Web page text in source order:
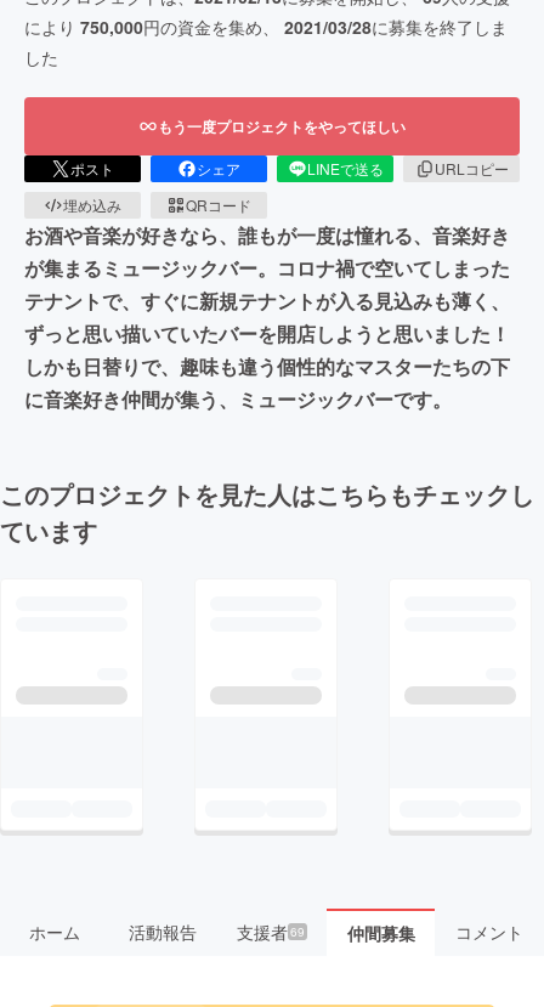
により 750,000円の資金を集め、 2021/03/28に募集を終了しま
した
もう一度プロジェクトをやってほしい
ポスト シェア LINEで送る
URLコピー
埋め込み
QRコード
お酒や音楽が好きなら、誰もが一度は憧れる、音楽好き
が集まるミュージックバー。コロナ禍で空いてしまった
テナントで、すぐに新規テナントが入る見込みも薄く、
ずっと思い描いていたバーを開店しようと思いました！
しかも日替りで、趣味も違う個性的なマスターたちの下
に音楽好き仲間が集う、ミュージックバーです。
このプロジェクトを見た人はこちらもチェックし
ています
ホーム 活動報告 支援者69 仲間募集 コメント